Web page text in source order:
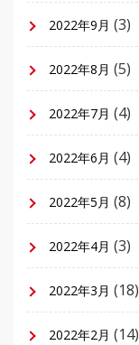
2022年9月 (3)
2022年8月 (5)
2022年7月 (4)
2022年6月 (4)
2022年5月 (8)
2022年4月 (3)
2022年3月 (18)
2022年2月 (14)